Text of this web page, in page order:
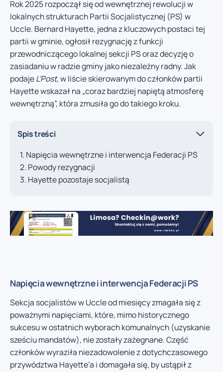
Rok 2025 rozpoczął się od wewnętrznej rewolucji w
lokalnych strukturach Partii Socjalistycznej (PS) w
Uccle. Bernard Hayette, jedna z kluczowych postaci tej
partii w gminie, ogłosił rezygnację z funkcji
przewodniczącego lokalnej sekcji PS oraz decyzję o
zasiadaniu w radzie gminy jako niezależny radny. Jak
podajeL’Post, w liście skierowanym do członków partii
Hayette wskazał na „coraz bardziej napiętą atmosferę
wewnętrzną”, która zmusiła go do takiego kroku.
Spis treści
Napięcia wewnętrzne i interwencja Federacji PS
Powody rezygnacji
Hayette pozostaje socjalistą
Napięcia wewnętrzne i interwencja Federacji PS
Sekcja socjalistów w Uccle od miesięcy zmagała się z
poważnymi napięciami, które, mimo historycznego
sukcesu w ostatnich wyborach komunalnych (uzyskanie
sześciu mandatów), nie zostały zażegnane. Część
członków wyraziła niezadowolenie z dotychczasowego
przywództwa Hayette’a i domagała się, by ustąpił z